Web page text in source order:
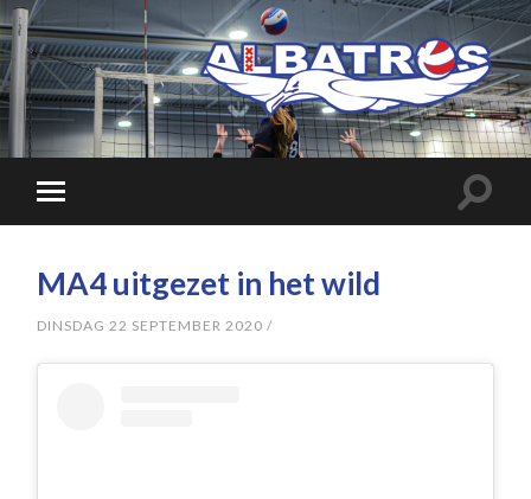
MA4 uitgezet in het wild
DINSDAG 22 SEPTEMBER 2020 /